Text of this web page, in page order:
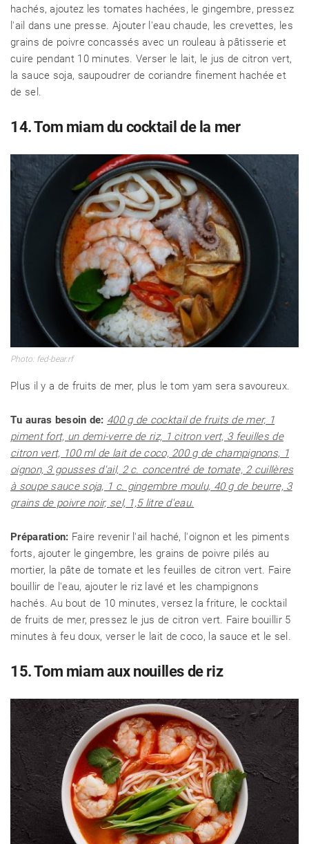
hachés, ajoutez les tomates hachées, le gingembre, pressez
l'ail dans une presse. Ajouter l'eau chaude, les crevettes, les
grains de poivre concassés avec un rouleau à pâtisserie et
cuire pendant 10 minutes. Verser le lait, le jus de citron vert,
la sauce soja, saupoudrer de coriandre finement hachée et
de sel.
14. Tom miam du cocktail de la mer
Photo: fed-bear.rf
Plus il y a de fruits de mer, plus le tom yam sera savoureux.
Tu auras besoin de: 400 g de cocktail de fruits de mer, 1
piment fort, un demi-verre de riz, 1 citron vert, 3 feuilles de
citron vert, 100 ml de lait de coco, 200 g de champignons, 1
oignon, 3 gousses d'ail, 2 c. concentré de tomate, 2 cuillères
à soupe sauce soja, 1 c. gingembre moulu, 40 g de beurre, 3
grains de poivre noir, sel, 1,5 litre d'eau.
Préparation: Faire revenir l'ail haché, l'oignon et les piments
forts, ajouter le gingembre, les grains de poivre pilés au
mortier, la pâte de tomate et les feuilles de citron vert. Faire
bouillir de l'eau, ajouter le riz lavé et les champignons
hachés. Au bout de 10 minutes, versez la friture, le cocktail
de fruits de mer, pressez le jus de citron vert. Faire bouillir 5
minutes à feu doux, verser le lait de coco, la sauce et le sel.
15. Tom miam aux nouilles de riz